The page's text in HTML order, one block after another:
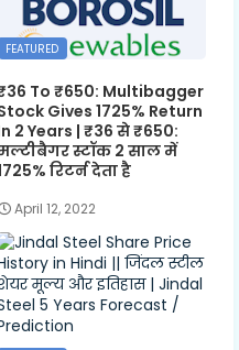
FEATURED
To ₹650: Multibagger
Gives 1725% Return
2 Years | ₹36 से ₹650:
स्टॉक 2 साल में
रिटर्न देता है
April 12, 2022